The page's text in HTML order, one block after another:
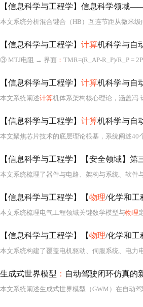
【信息科学与工程学】信息科学领域
本文系统分析混合键合（HB）互连节距从微米
【信息科学与工程学】 计算机科学与自动化——
③ MTJ电阻 → 界面 ： TMR=(R_AP-R_P)/R_P = 2P
【信息科学与工程学】 计算机科学与自
本文系统阐述计算机体系架构核心理论，涵盖冯·诺依曼结构、ISA设计、微架构（五级流水线、超标量、分支预测）、内存层次
【信息科学与工程学】 计算机科学与自
【信息科学与工程学】【安全领域】第
【信息科学与工程学】【物理/化学和工程
本文系统梳理电气工程领域关键数学模型与物理定律
【信息科学与工程学】【物理/化学和工
生成式世界模型 ： 自动驾驶闭环仿真的